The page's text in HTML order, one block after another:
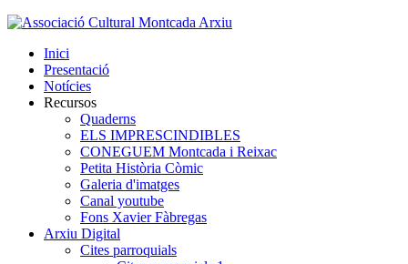
Inici
Presentació
Notícies
Recursos
Quaderns
ELS IMPRESCINDIBLES
CONEGUEM Montcada i Reixac
Petita Història Còmic
Galeria d'imatges
Canal youtube
Fons Xavier Fàbregas
Arxiu Digital
Cites parroquials